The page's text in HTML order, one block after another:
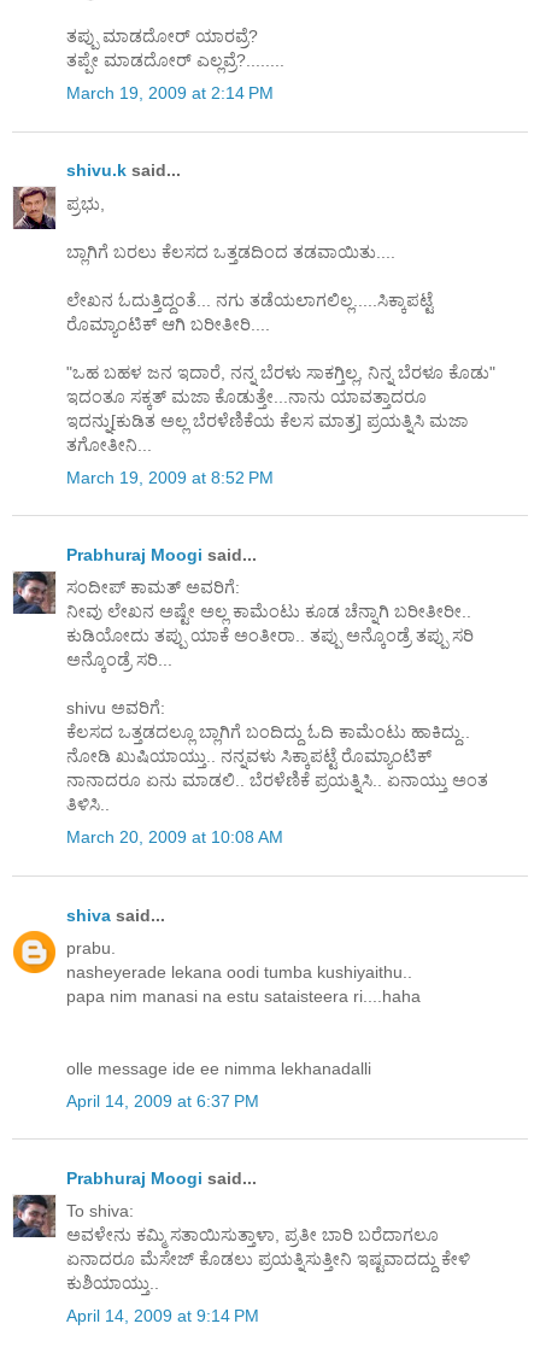
ತಪ್ಪು ಮಾಡದೋರ್ ಯಾರವ್ರೆ?
ತಪ್ಪೇ ಮಾಡದೋರ್ ಎಲ್ಲವ್ರೆ?........
March 19, 2009 at 2:14 PM
shivu.k said...
ಪ್ರಭು,
ಬ್ಲಾಗಿಗೆ ಬರಲು ಕೆಲಸದ ಒತ್ತಡದಿಂದ ತಡವಾಯಿತು....
ಲೇಖನ ಓದುತ್ತಿದ್ದಂತೆ... ನಗು ತಡೆಯಲಾಗಲಿಲ್ಲ.....ಸಿಕ್ಕಾಪಟ್ಟೆ
ರೊಮ್ಯಾಂಟಿಕ್ ಆಗಿ ಬರೀತೀರಿ....
"ಒಹ ಬಹಳ ಜನ ಇದಾರೆ, ನನ್ನ ಬೆರಳು ಸಾಕಗ್ತಿಲ್ಲ, ನಿನ್ನ ಬೆರಳೂ ಕೊಡು"
ಇದಂತೂ ಸಕ್ಕತ್ ಮಜಾ ಕೊಡುತ್ತೇ...ನಾನು ಯಾವತ್ತಾದರೂ
ಇದನ್ನು[ಕುಡಿತ ಅಲ್ಲ ಬೆರಳೆಣಿಕೆಯ ಕೆಲಸ ಮಾತ್ರ] ಪ್ರಯತ್ನಿಸಿ ಮಜಾ
ತಗೋತೀನಿ...
March 19, 2009 at 8:52 PM
Prabhuraj Moogi said...
ಸಂದೀಪ್ ಕಾಮತ್ ಅವರಿಗೆ:
ನೀವು ಲೇಖನ ಅಷ್ಟೇ ಅಲ್ಲ ಕಾಮೆಂಟು ಕೂಡ ಚೆನ್ನಾಗಿ ಬರೀತೀರೀ..
ಕುಡಿಯೋದು ತಪ್ಪು ಯಾಕೆ ಅಂತೀರಾ.. ತಪ್ಪು ಅನ್ಕೊಂಡ್ರೆ ತಪ್ಪು ಸರಿ
ಅನ್ಕೊಂಡ್ರೆ ಸರಿ...
shivu ಅವರಿಗೆ:
ಕೆಲಸದ ಒತ್ತಡದಲ್ಲೂ ಬ್ಲಾಗಿಗೆ ಬಂದಿದ್ದು ಓದಿ ಕಾಮೆಂಟು ಹಾಕಿದ್ದು..
ನೋಡಿ ಖುಷಿಯಾಯ್ತು.. ನನ್ನವಳು ಸಿಕ್ಕಾಪಟ್ಟೆ ರೊಮ್ಯಾಂಟಿಕ್
ನಾನಾದರೂ ಏನು ಮಾಡಲಿ.. ಬೆರಳೆಣಿಕೆ ಪ್ರಯತ್ನಿಸಿ.. ಏನಾಯ್ತು ಅಂತ
ತಿಳಿಸಿ..
March 20, 2009 at 10:08 AM
shiva said...
prabu.
nasheyerade lekana oodi tumba kushiyaithu..
papa nim manasi na estu sataisteera ri....haha
olle message ide ee nimma lekhanadalli
April 14, 2009 at 6:37 PM
Prabhuraj Moogi said...
To shiva:
ಅವಳೇನು ಕಮ್ಮಿ ಸತಾಯಿಸುತ್ತಾಳಾ, ಪ್ರತೀ ಬಾರಿ ಬರೆದಾಗಲೂ
ಏನಾದರೂ ಮೆಸೇಜ್ ಕೊಡಲು ಪ್ರಯತ್ನಿಸುತ್ತೀನಿ ಇಷ್ಟವಾದದ್ದು ಕೇಳಿ
ಕುಶಿಯಾಯ್ತು..
April 14, 2009 at 9:14 PM